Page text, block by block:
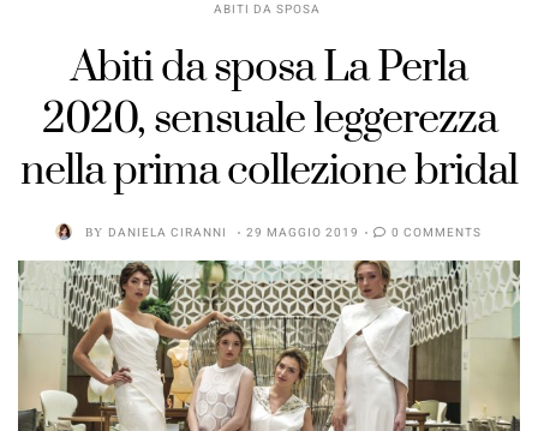
ABITI DA SPOSA
Abiti da sposa La Perla
2020, sensuale leggerezza
nella prima collezione bridal
BY DANIELA CIRANNI 29 MAGGIO 2019 0 COMMENTS